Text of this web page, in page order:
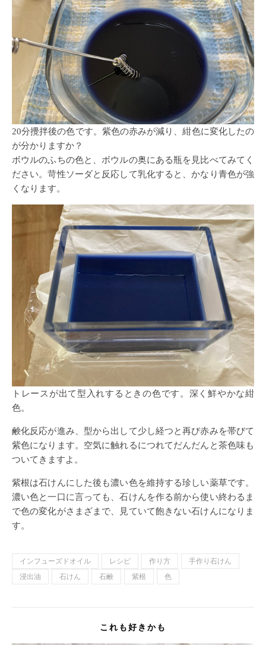
20分攪拌後の色です。紫色の赤みが減り、紺色に変化したの
が分かりますか？
ボウルのふちの色と、ボウルの奥にある瓶を見比べてみてく
ださい。苛性ソーダと反応して乳化すると、かなり青色が強
くなります。
トレースが出て型入れするときの色です。深く鮮やかな紺
色。
鹸化反応が進み、型から出して少し経つと再び赤みを帯びて
紫色になります。空気に触れるにつれてだんだんと茶色味も
ついてきますよ。
紫根は石けんにした後も濃い色を維持する珍しい薬草です。
濃い色と一口に言っても、石けんを作る前から使い終わるま
で色の変化がさまざまで、見ていて飽きない石けんになりま
す。
インフューズドオイル レシピ 作り方
手作り石けん
浸出油
石けん 石鹸 紫根 色
これも好きかも